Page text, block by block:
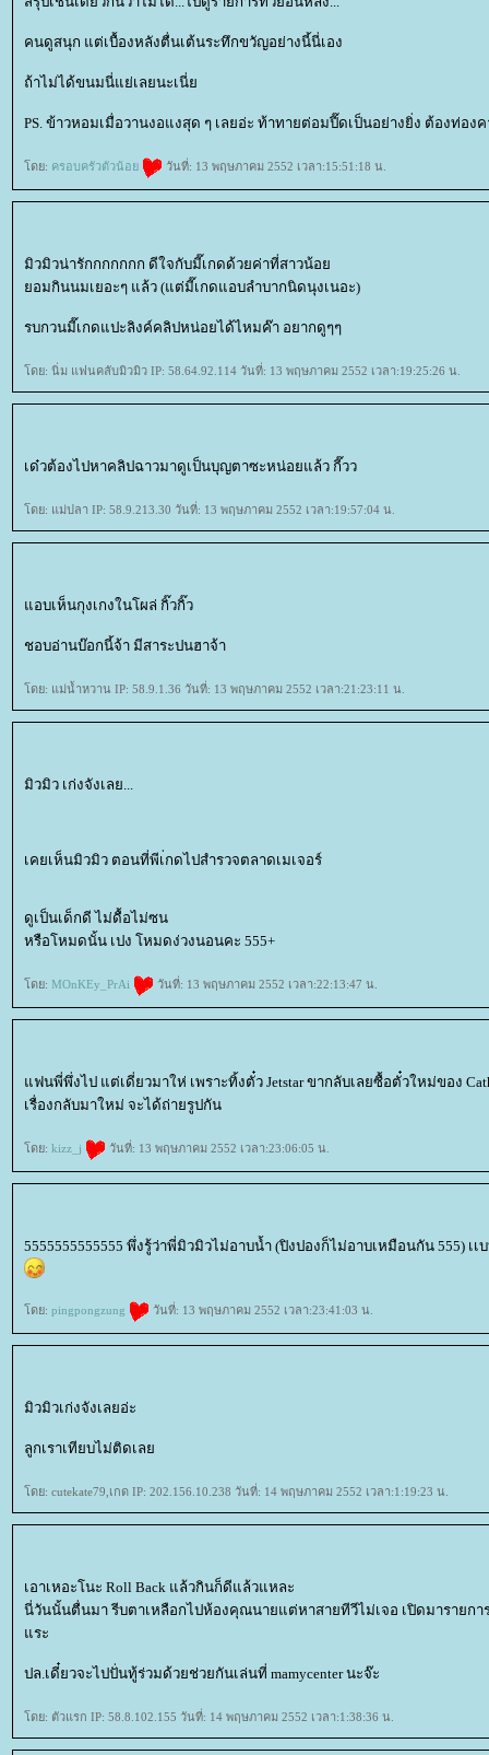
คนดูสนุก แต่เบื้องหลังตื่นเต้นระทึกขวัญอย่างนี้นี่เอง
ถ้าไม่ได้ขนมนี่แย่เลยนะเนี่
PS. ข้าวหอมเมื่อวานงอแงสุด ๆ เลยอ่ะ ท้าทายต่อมปี๊ดเป็นอย่างยิ่ง ต้องท่อ
ดย: ครอบครัวตัวน้อ วันที่: 13 พฤษภาคม 2552 เวลา:15:51:18 น.
มิวมิวน่ารักกกกกกก ดีใจกับมี๊เกดด้วยค่าที่สาวน้อ
อมกินนมเยอะๆ แล้ว (แต่มี๊เกดแอบลำบากนิดนุงเนอะ)
รบกวนมี๊เกดแปะลิงค์คลิปหน่อยได้ไหมค๊า อยากดูๆๆ
ดย: นิ่ม แฟนคลับมิวมิว IP: 58.64.92.114 วันที่: 13 พฤษภาคม 2552 เวลา:19:25:26 น.
เด๋วต้องไปหาคลิปฉาวมาดูเป็นบุญตาซะหน่อยแล้ว กี๊วว
ดย: แม่ปลา IP: 58.9.213.30 วันที่: 13 พฤษภาคม 2552 เวลา:19:57:04 น.
อบเห็นกุงเกงในโผล่ กิ๊วกิ๊ว
ชอบอ่านบ๊อกนี้จ้า มีสาระปนฮาจ้า
ดย: แม่น้ำหวาน IP: 58.9.1.36 วันที่: 13 พฤษภาคม 2552 เวลา:21:23:11 น.
มิวมิว เก่งจังเลย...
เคยเห็นมิวมิว ตอนที่พีเ่กดไปสำรวจตลาดเมเจอร์
ดูเป็นเด็กดี ไม่ดื้อไม่ซน
หรือโหมดนั้น เปง โหมดง่วงนอนคะ 555+
ดย: MOnKEy_PrAi วันที่: 13 พฤษภาคม 2552 เวลา:22:13:47 น.
ฟนพี่พึ่งไป แต่เดี่ยวมาให่ เพราะทิ้งตั๋ว Jetstar ขากลับเลยซื้อตั๋วใหม่ของ
เรื่องกลับมาใหม่ จะได้ถ่ายรูปกัน
ดย: kizz_j วันที่: 13 พฤษภาคม 2552 เวลา:23:06:05 น.
5555555555555 พึ่งรู้ว่าพี่มิวมิวไม่อาบน้ำ (ปิงปองก็ไม่อาบเหมือนกัน 555) เ
ดย: pingpongzung วันที่: 13 พฤษภาคม 2552 เวลา:23:41:03 น.
มิวมิวเก่งจังเลยอ่ะ
ลูกเราเทียบไม่ติดเล
ดย: cutekate79,เกด IP: 202.156.10.238 วันที่: 14 พฤษภาคม 2552 เวลา:1:19:23 น.
เอาเหอะโนะ Roll Back แล้วกินก็ดีแล้วแหละ
นี่วันนั้นตื่นมา รีบตาเหลือกไปห้องคุณนายแต่หาสายทีวีไม่เจอ เปิดมารายก
ระ
ปล.เดี๋ยวจะไปปั่นทู้ร่วมด้วยช่วยกันเล่นที่ mamycenter นะจ๊ะ
ดย: ตัวแรก IP: 58.8.102.155 วันที่: 14 พฤษภาคม 2552 เวลา:1:38:36 น.